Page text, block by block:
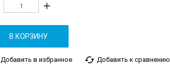
add
В КОРЗИНУ
Добавить в избранное cached Добавить к сравнению